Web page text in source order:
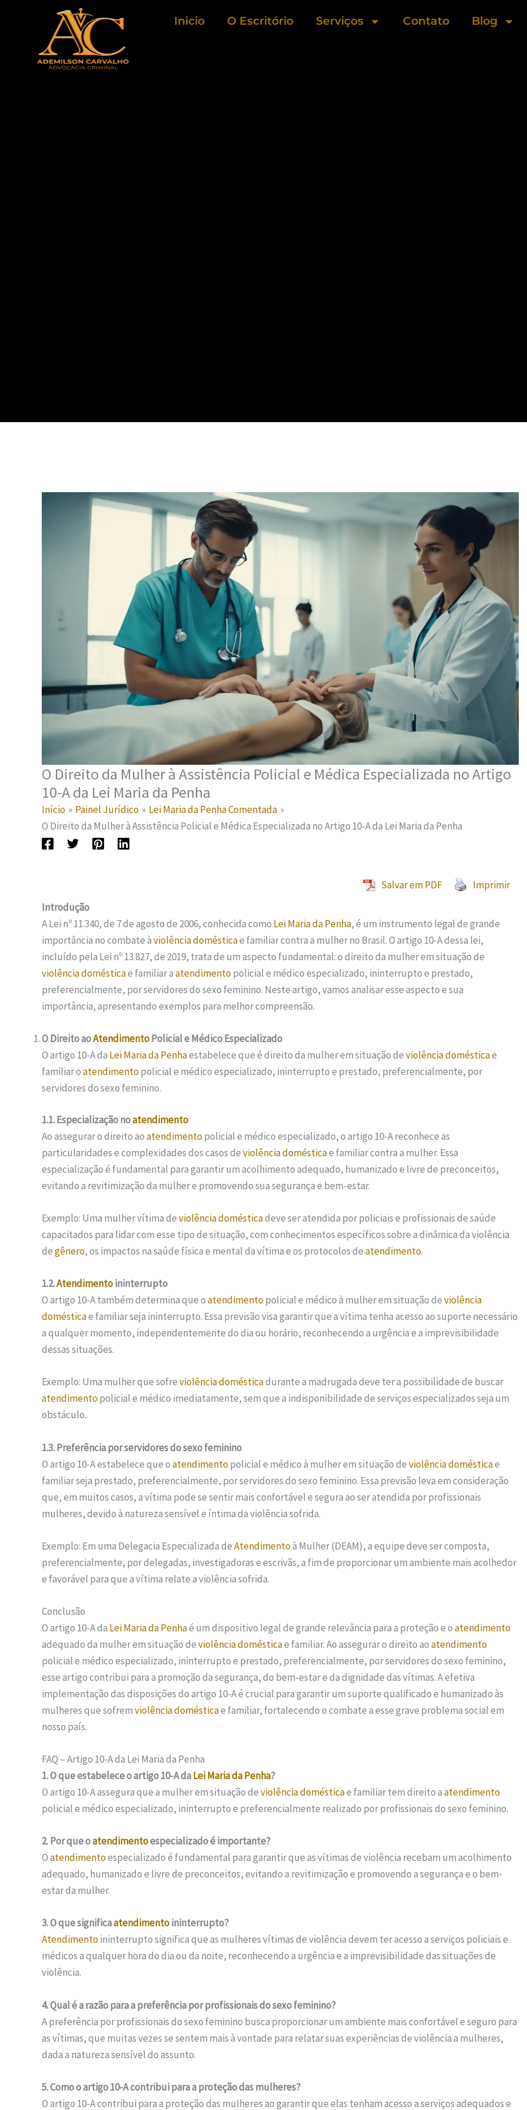
conteúdo
Inicio O Escritório Serviços Contato Blog
O Direito da Mulher à Assistência Policial e Médica Especializada no Artigo
10-A da Lei Maria da Penha
Início Painel Jurídico
Lei Maria da Penha Comentada
O Direito da Mulher à Assistência Policial e Médica Especializada no Artigo 10-A da Lei Maria da Penha
Salvar em PDF
Imprimir
Introdução
A Lei nº 11.340, de 7 de agosto de 2006, conhecida como Lei Maria da Penha, é um instrumento legal de grande
importância no combate àviolência domésticae familiar contra a mulher no Brasil. O artigo 10-A dessa lei,
incluído pela Lei nº 13.827, de 2019, trata de um aspecto fundamental: o direito da mulher em situação de
violência domésticae familiar aatendimentopolicial e médico especializado, ininterrupto e prestado,
preferencialmente, por servidores do sexo feminino. Neste artigo, vamos analisar esse aspecto e sua
importância, apresentando exemplos para melhor compreensão.
O Direito aoAtendimentoPolicial e Médico Especializado
O artigo 10-A da Lei Maria da Penhaestabelece que é direito da mulher em situação deviolência domésticae
familiar oatendimentopolicial e médico especializado, ininterrupto e prestado, preferencialmente, por
servidores do sexo feminino.
1.1. Especialização noatendimento
Ao assegurar o direito aoatendimentopolicial e médico especializado, o artigo 10-A reconhece as
particularidades e complexidades dos casos deviolência domésticae familiar contra a mulher. Essa
especialização é fundamental para garantir um acolhimento adequado, humanizado e livre de preconceitos,
evitando a revitimização da mulher e promovendo sua segurança e bem-estar.
Exemplo: Uma mulher vítima deviolência domésticadeve ser atendida por policiais e profissionais de saúde
capacitados para lidar com esse tipo de situação, com conhecimentos específicos sobre a dinâmica da violência
degênero, os impactos na saúde física e mental da vítima e os protocolos deatendimento.
1.2.Atendimentoininterrupto
O artigo 10-A também determina que oatendimentopolicial e médico à mulher em situação deviolência
domésticae familiar seja ininterrupto. Essa previsão visa garantir que a vítima tenha acesso ao suporte necessário
a qualquer momento, independentemente do dia ou horário, reconhecendo a urgência e a imprevisibilidade
dessas situações.
Exemplo: Uma mulher que sofreviolência domésticadurante a madrugada deve ter a possibilidade de buscar
atendimentopolicial e médico imediatamente, sem que a indisponibilidade de serviços especializados seja um
obstáculo.
1.3. Preferência por servidores do sexo feminino
O artigo 10-A estabelece que oatendimentopolicial e médico à mulher em situação deviolência domésticae
familiar seja prestado, preferencialmente, por servidores do sexo feminino. Essa previsão leva em consideração
que, em muitos casos, a vítima pode se sentir mais confortável e segura ao ser atendida por profissionais
mulheres, devido à natureza sensível e íntima da violência sofrida.
Exemplo: Em uma Delegacia Especializada deAtendimentoà Mulher (DEAM), a equipe deve ser composta,
preferencialmente, por delegadas, investigadoras e escrivãs, a fim de proporcionar um ambiente mais acolhedor
e favorável para que a vítima relate a violência sofrida.
Conclusão
O artigo 10-A da Lei Maria da Penhaé um dispositivo legal de grande relevância para a proteção e oatendimento
adequado da mulher em situação deviolência domésticae familiar. Ao assegurar o direito aoatendimento
policial e médico especializado, ininterrupto e prestado, preferencialmente, por servidores do sexo feminino,
esse artigo contribui para a promoção da segurança, do bem-estar e da dignidade das vítimas. A efetiva
implementação das disposições do artigo 10-A é crucial para garantir um suporte qualificado e humanizado às
mulheres que sofremviolência domésticae familiar, fortalecendo o combate a esse grave problema social em
nosso país.
FAQ – Artigo 10-A da Lei Maria da Penha
1. O que estabelece o artigo 10-A daLei Maria da Penha?
O artigo 10-A assegura que a mulher em situação deviolência domésticae familiar tem direito aatendimento
policial e médico especializado, ininterrupto e preferencialmente realizado por profissionais do sexo feminino.
2. Por que oatendimentoespecializado é importante?
Oatendimentoespecializado é fundamental para garantir que as vítimas de violência recebam um acolhimento
adequado, humanizado e livre de preconceitos, evitando a revitimização e promovendo a segurança e o bem-
estar da mulher.
3. O que significaatendimentoininterrupto?
Atendimentoininterrupto significa que as mulheres vítimas de violência devem ter acesso a serviços policiais e
médicos a qualquer hora do dia ou da noite, reconhecendo a urgência e a imprevisibilidade das situações de
violência.
4. Qual é a razão para a preferência por profissionais do sexo feminino?
A preferência por profissionais do sexo feminino busca proporcionar um ambiente mais confortável e seguro para
as vítimas, que muitas vezes se sentem mais à vontade para relatar suas experiências de violência a mulheres,
dada a natureza sensível do assunto.
5. Como o artigo 10-A contribui para a proteção das mulheres?
O artigo 10-A contribui para a proteção das mulheres ao garantir que elas tenham acesso a serviços adequados e